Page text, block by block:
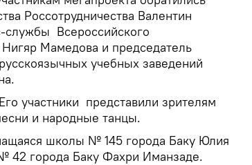
Россотрудничества Валентин
службы Всероссийского
Мамедова и председатель
учебных заведений
участники представили зрителям
и народные танцы.
школы № 145 города Баку Юлия
42 города Баку Фахри Иманзаде.